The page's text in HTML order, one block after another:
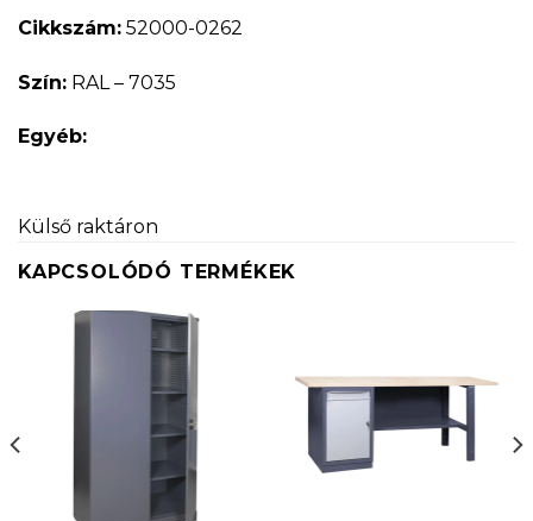
Cikkszám: 52000-0262
Szín: RAL – 7035
Egyéb:
Külső raktáron
KAPCSOLÓDÓ TERMÉKEK